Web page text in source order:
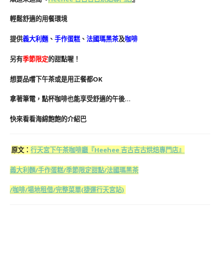
輕鬆舒適的用餐環境
提供義大利麵 、 手作蛋糕 、 法國瑪黑茶及咖啡
另有季節限定的甜點喔！
想要品嚐下午茶或是用正餐都OK
拿著筆電，點杯咖啡也能享受舒適的午後…
快來看看海綿飽飽的介紹巴
原文： 行天宮下午茶咖啡廳『Heehee 吉古吉古烘焙專門店』
義大利麵/手作蛋糕/季節限定甜點/法國瑪黑茶
/咖啡/場地租借/完整菜單(捷運行天宮站)